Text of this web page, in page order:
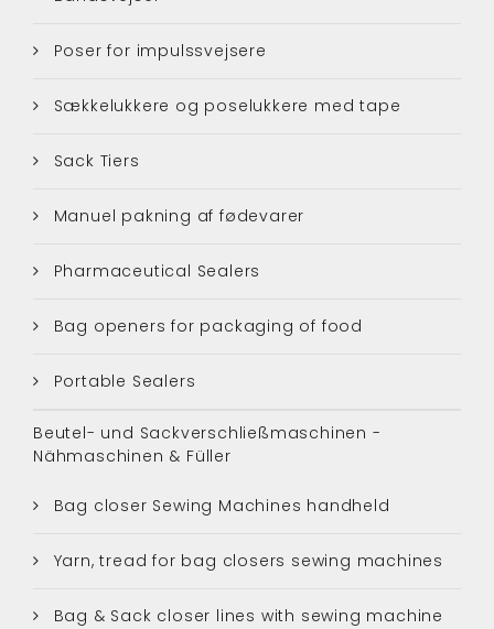
Poser for impulssvejsere
Sækkelukkere og poselukkere med tape
Sack Tiers
Manuel pakning af fødevarer
Pharmaceutical Sealers
Bag openers for packaging of food
Portable Sealers
Beutel- und Sackverschließmaschinen -
Nähmaschinen & Füller
Bag closer Sewing Machines handheld
Yarn, tread for bag closers sewing machines
Bag & Sack closer lines with sewing machine